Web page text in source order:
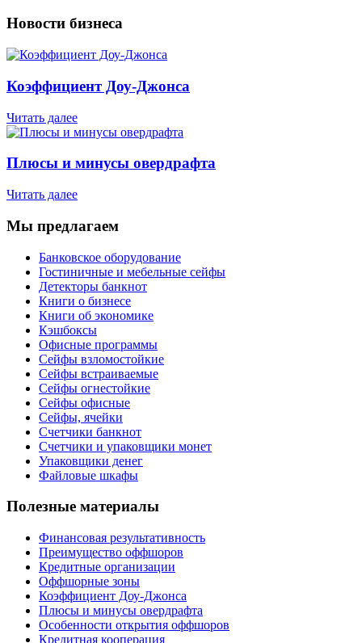
Новости бизнеса
Коэффициент Доу-Джонса
Читать далее
Плюсы и минусы овердрафта
Читать далее
Мы предлагаем
Банковское оборудование
Гостиничные и мебельные сейфы
Детекторы банкнот
Книги о бизнесе
Книги об экономике
Кэшбоксы
Офисные программы
Сейфы взломостойкие
Сейфы встраиваемые
Сейфы огнестойкие
Сейфы офисные
Сейфы, ячейки
Счетчики банкнот
Счетчики и упаковщики монет
Упаковщики денег
Файловые шкафы
Полезные материалы
Финансовая результативность
Преимущество оффшоров
Кредитные организации
Оффшорные зоны
Коэффициент Доу-Джонса
Плюсы и минусы овердрафта
Особенности открытия оффшоров
Кредитная кооперация